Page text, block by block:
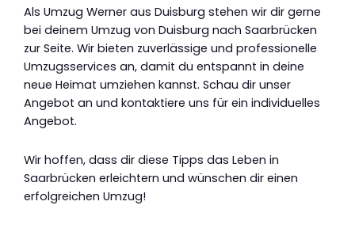
Als Umzug Werner aus Duisburg stehen wir dir gerne
bei deinem Umzug von Duisburg nach Saarbrücken
zur Seite. Wir bieten zuverlässige und professionelle
Umzugsservices an, damit du entspannt in deine
neue Heimat umziehen kannst. Schau dir unser
Angebot an und kontaktiere uns für ein individuelles
Angebot.
Wir hoffen, dass dir diese Tipps das Leben in
Saarbrücken erleichtern und wünschen dir einen
erfolgreichen Umzug!